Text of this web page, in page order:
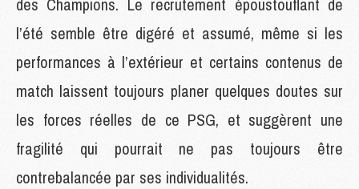
l’été semble être digéré et assumé, même si les
performances à l’extérieur et certains contenus de
match laissent toujours planer quelques doutes sur
les forces réelles de ce PSG, et suggèrent une
fragilité qui pourrait ne pas toujours être
contrebalancée par ses individualités.